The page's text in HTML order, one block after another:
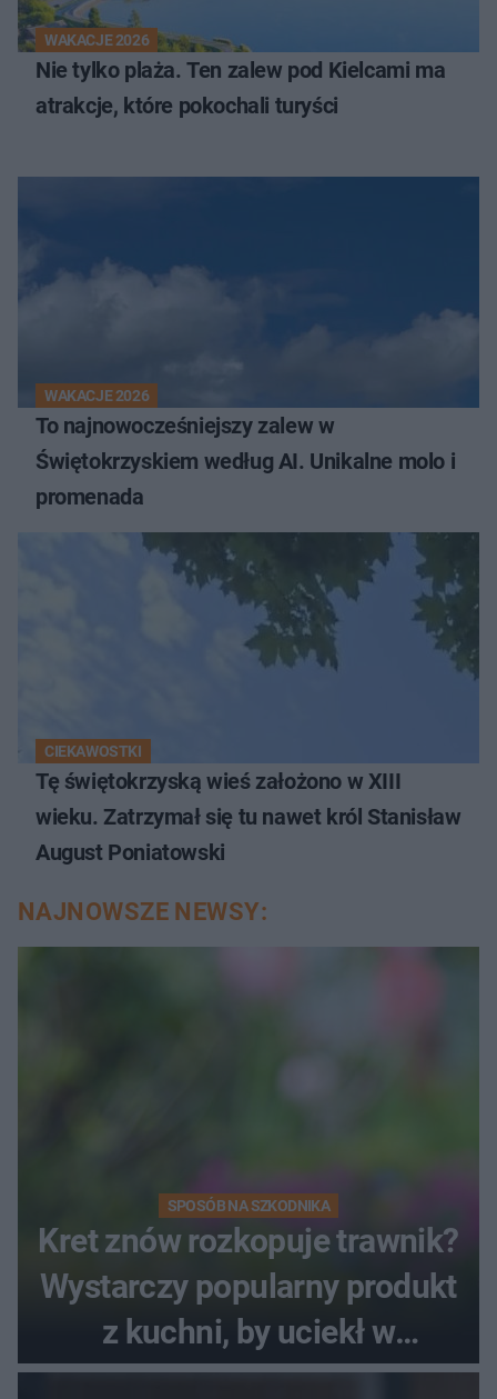
WAKACJE 2026
Nie tylko plaża. Ten zalew pod Kielcami ma
atrakcje, które pokochali turyści
WAKACJE 2026
To najnowocześniejszy zalew w
Świętokrzyskiem według AI. Unikalne molo i
promenada
CIEKAWOSTKI
Tę świętokrzyską wieś założono w XIII
wieku. Zatrzymał się tu nawet król Stanisław
August Poniatowski
NAJNOWSZE NEWSY:
SPOSÓB NA SZKODNIKA
Kret znów rozkopuje trawnik?
Wystarczy popularny produkt
z kuchni, by uciekł w
popłochu